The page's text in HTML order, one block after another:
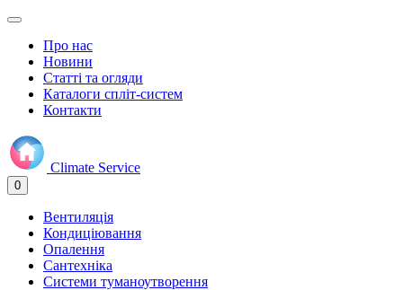
Про нас
Новини
Статті та огляди
Каталоги спліт-систем
Контакти
Climate Service
0
Вентиляція
Кондиціювання
Опалення
Сантехніка
Системи туманоутворення